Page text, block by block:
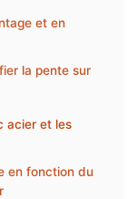
et en
la pente sur
acier et les
en fonction du